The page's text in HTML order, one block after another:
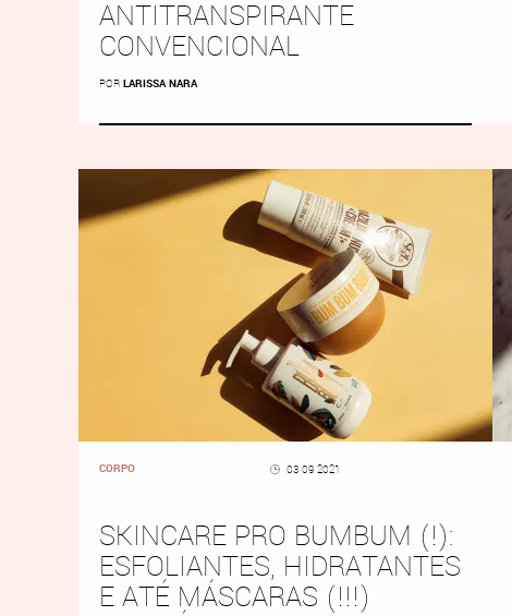
ANTITRANSPIRANTE
CONVENCIONAL
POR LARISSA NARA
CORPO 03 09 2021
SKINCARE PRO BUMBUM (!):
ESFOLIANTES, HIDRATANTES
E ATÉ MÁSCARAS (!!!)